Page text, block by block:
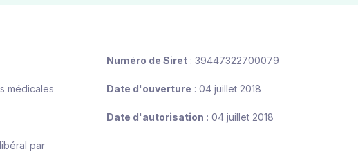
médicales
par
Numéro de Siret : 39447322700079
Date d'ouverture : 04 juillet 2018
Date d'autorisation : 04 juillet 2018